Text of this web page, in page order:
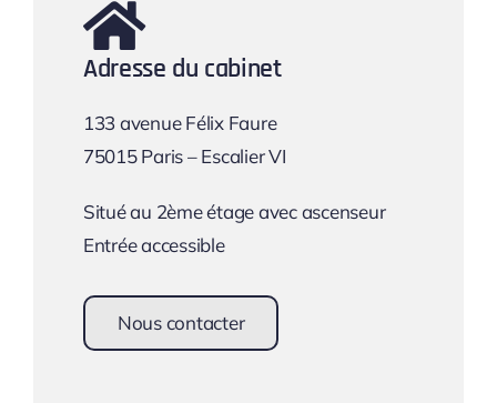
Adresse du cabinet
133 avenue Félix Faure
75015 Paris – Escalier VI
Situé au 2ème étage avec ascenseur
Entrée accessible
Nous contacter